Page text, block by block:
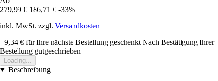
279,99 € 186,71 € -33%
inkl. MwSt. zzgl. Versandkosten
+9,34 € für Ihre nächste Bestellung geschenkt Nach Bestätigung Ihrer
Bestellung gutgeschrieben
Loading...
Beschreibung